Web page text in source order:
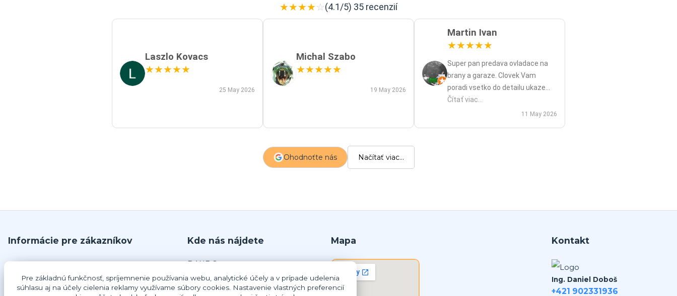
★★★★☆(4.1/5) 35 recenzií
Laszlo Kovacs
★★★★★
25 May 2026
Michal Szabo
★★★★★
19 May 2026
Martin Ivan
★★★★★
Super pan predava ovladace na
brany a garaze. Clovek Vam
poradi vsetko do detailu ukaze
popripade nadstavy priamo na
mieste a ked uz nahodou to nejde
Čítať viac...
11 May 2026
Ohodnoťte nás Načítať viac...
Informácie pre zákazníkov
Obchodné podmienky
Kde nás nájdete
DANDO, s.r.o.
č.679
925 63 Dolná Streda
Mapa Kontakt
Ing. Daniel Doboš
+421 902331936
Pre základnú funkčnosť, spríjemnenie používania webu, analytické účely a v prípade udelenia
súhlasu aj na účely cielenia reklamy využívame súbory cookies. Nastavenie vlastných preferencií